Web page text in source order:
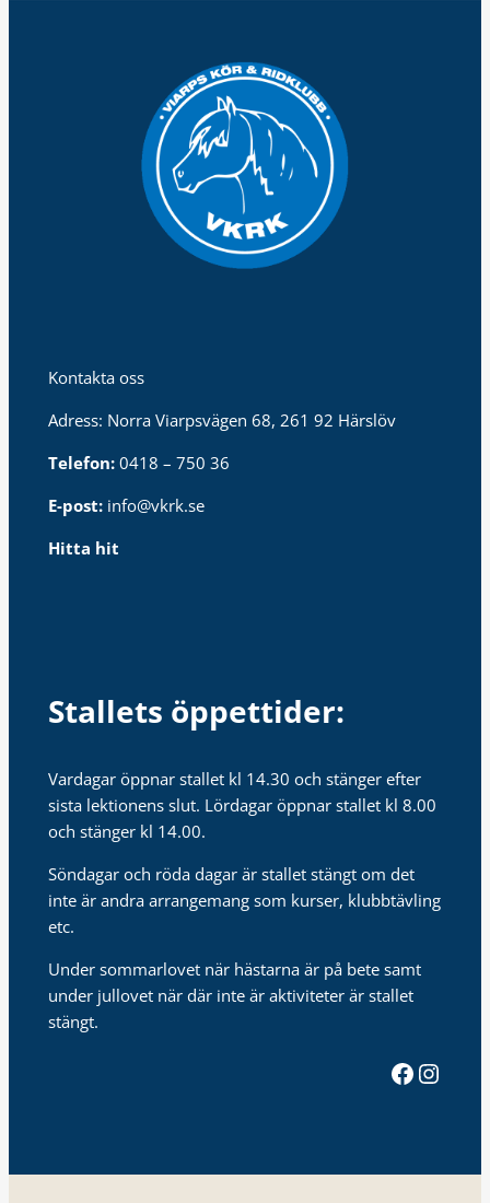
Kontakta oss
Adress: Norra Viarpsvägen 68, 261 92 Härslöv
Telefon: 0418 – 750 36
E-post: info@vkrk.se
Hitta hit
Stallets öppettider:
Vardagar öppnar stallet kl 14.30 och stänger efter
sista lektionens slut. Lördagar öppnar stallet kl 8.00
och stänger kl 14.00.
Söndagar och röda dagar är stallet stängt om det
inte är andra arrangemang som kurser, klubbtävling
etc.
Under sommarlovet när hästarna är på bete samt
under jullovet när där inte är aktiviteter är stallet
stängt.
Facebook Instagram